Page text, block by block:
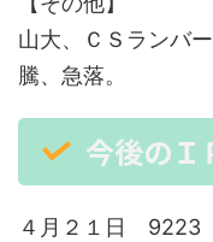
山大、ＣＳランバ
騰、急落。
今後のＩ
４月２１日 9223